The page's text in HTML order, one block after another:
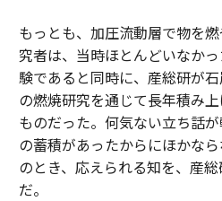
もっとも、加圧流動層で物を
究者は、当時ほとんどいなか
験であると同時に、産総研が
の燃焼研究を通じて長年積み
ものだった。何気ない立ち話
の蓄積があったからにほかな
のとき、応えられる知を、産
だ。